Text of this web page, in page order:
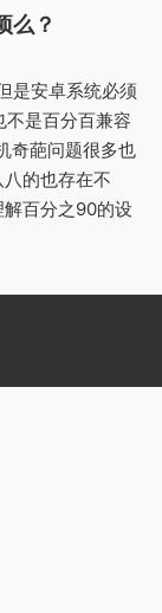
么？
是安卓系统必须
是百分百兼容
奇葩问题很多也
的也存在不
百分之90的设